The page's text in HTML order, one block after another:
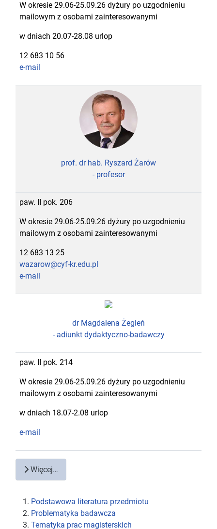
W okresie 29.06-25.09.26 dyżury po uzgodnieniu
mailowym z osobami zainteresowanymi
w dniach 20.07-28.08 urlop
12 683 10 56
e-mail
prof. dr hab. Ryszard Żarów
- profesor
paw. II pok. 206
W okresie 29.06-25.09.26 dyżury po uzgodnieniu
mailowym z osobami zainteresowanymi
12 683 13 25
wazarow@cyf-kr.edu.pl
e-mail
dr Magdalena Żegleń
- adiunkt dydaktyczno-badawczy
paw. II pok. 214
W okresie 29.06-25.09.26 dyżury po uzgodnieniu
mailowym z osobami zainteresowanymi
w dniach 18.07-2.08 urlop
e-mail
Więcej…
Podstawowa literatura przedmiotu
Problematyka badawcza
Tematyka prac magisterskich